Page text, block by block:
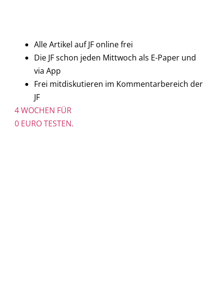
Alle Artikel auf JF online frei
Die JF schon jeden Mittwoch als E-Paper und
via App
Frei mitdiskutieren im Kommentarbereich der
JF
4 WOCHEN FÜR
0 EURO TESTEN.